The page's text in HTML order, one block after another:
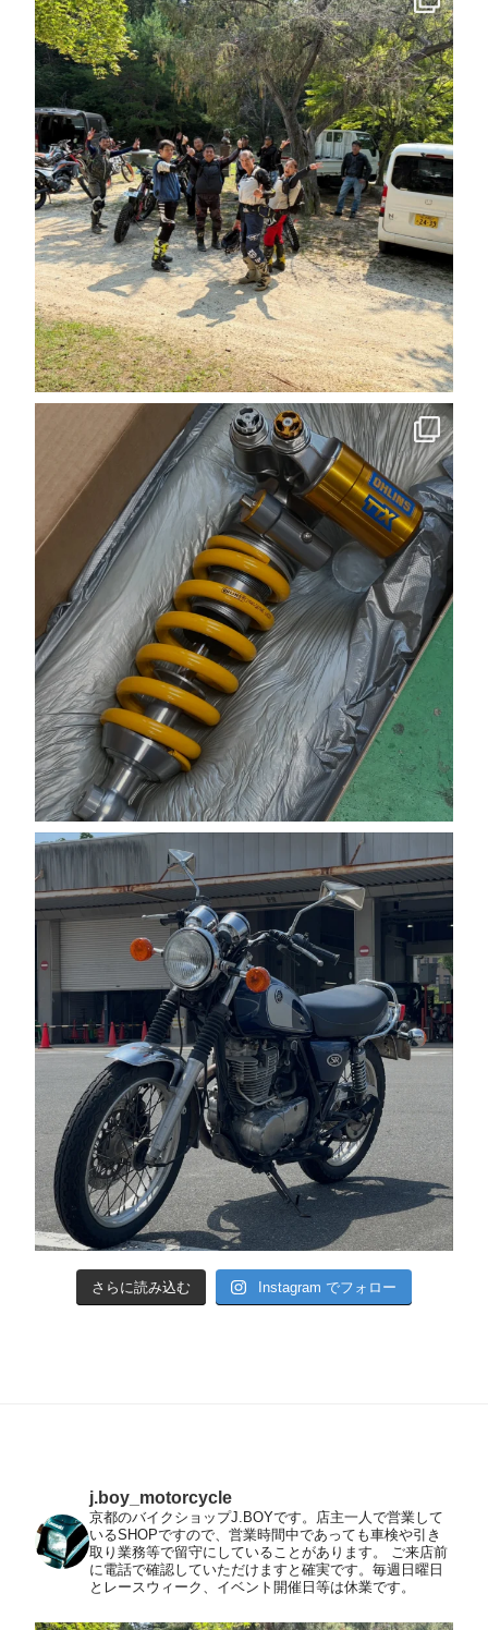
さらに読み込む Instagram でフォロー
j.boy_motorcycle
京都のバイクショップJ.BOYです。店主一人で営業して
いるSHOPですので、営業時間中であっても車検や引き
取り業務等で留守にしていることがあります。
ご来店前
に電話で確認していただけますと確実です。毎週日曜日
とレースウィーク、イベント開催日等は休業です。